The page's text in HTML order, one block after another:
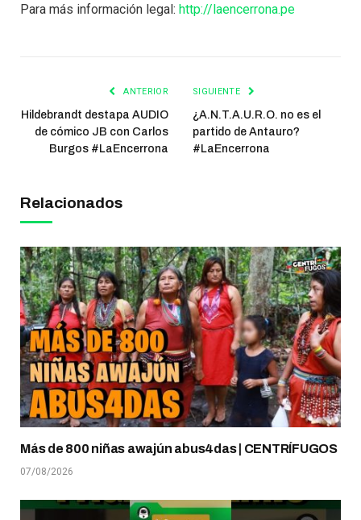
Para más información legal: http://laencerrona.pe
ANTERIOR
Hildebrandt destapa AUDIO
de cómico JB con Carlos
Burgos #LaEncerrona
SIGUIENTE
¿A.N.T.A.U.R.O. no es el
partido de Antauro?
#LaEncerrona
Relacionados
Más de 800 niñas awajún abus4das | CENTRÍFUGOS
07/08/2026